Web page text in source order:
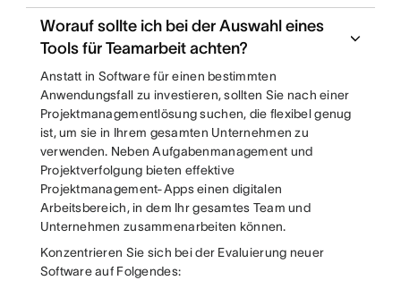
Worauf sollte ich bei der Auswahl eines
Tools für Teamarbeit achten?
Anstatt in Software für einen bestimmten
Anwendungsfall zu investieren, sollten Sie nach einer
Projektmanagementlösung suchen, die flexibel genug
ist, um sie in Ihrem gesamten Unternehmen zu
verwenden. Neben Aufgabenmanagement und
Projektverfolgung bieten effektive
Projektmanagement-Apps einen digitalen
Arbeitsbereich, in dem Ihr gesamtes Team und
Unternehmen zusammenarbeiten können.
Konzentrieren Sie sich bei der Evaluierung neuer
Software auf Folgendes: